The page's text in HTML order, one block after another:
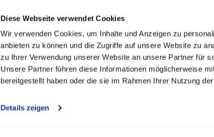
Diese Webseite verwendet Cookies
Wir verwenden Cookies, um Inhalte und Anzeigen zu
anbieten zu können und die Zugriffe auf unsere Website zu
zu Ihrer Verwendung unserer Website an unsere Partner für
Unsere Partner führen diese Informationen möglicherweise
bereitgestellt haben oder die sie im Rahmen Ihrer Nutzung
Details zeigen